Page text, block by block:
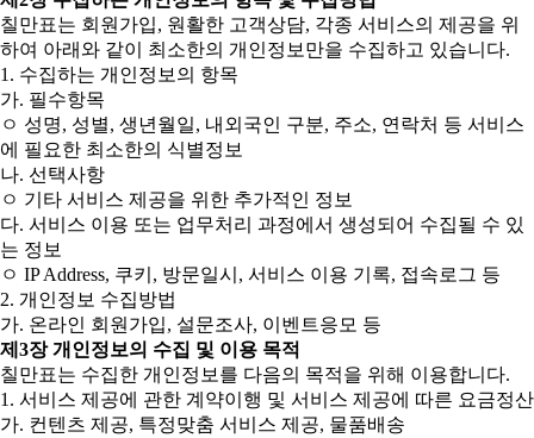
칠만표는 회원가입, 원활한 고객상담, 각종 서비스의 제공을 위
하여 아래와 같이 최소한의 개인정보만을 수집하고 있습니다.
1. 수집하는 개인정보의 항목
가. 필수항목
ㅇ 성명, 성별, 생년월일, 내외국인 구분, 주소, 연락처 등 서비스
에 필요한 최소한의 식별정보
나. 선택사항
ㅇ 기타 서비스 제공을 위한 추가적인 정보
다. 서비스 이용 또는 업무처리 과정에서 생성되어 수집될 수 있
는 정보
ㅇ IP Address, 쿠키, 방문일시, 서비스 이용 기록, 접속로그 등
2. 개인정보 수집방법
가. 온라인 회원가입, 설문조사, 이벤트응모 등
제3장 개인정보의 수집 및 이용 목적
칠만표는 수집한 개인정보를 다음의 목적을 위해 이용합니다.
1. 서비스 제공에 관한 계약이행 및 서비스 제공에 따른 요금정산
가. 컨텐츠 제공, 특정맞춤 서비스 제공, 물품배송